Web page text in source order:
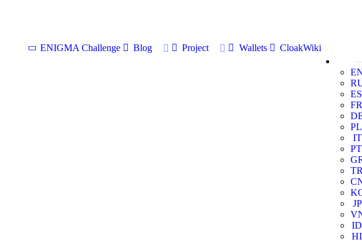
ENIGMA Challenge Blog Project Wallets
CloakWiki
ES
FR
PL
IT
PT
JP
ID
HI